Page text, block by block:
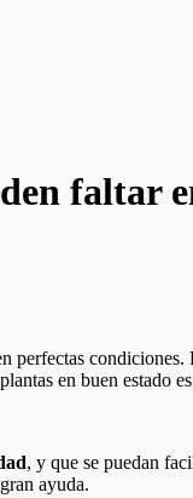
faltar
perfectas
en buen estado
, y que se puedan
ayuda.